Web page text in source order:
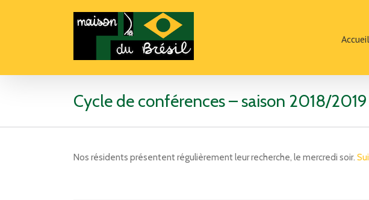
Accueil
Cycle de conférences – saison 2018/2019
Nos résidents présentent régulièrement leur recherche, le mercredi soir.